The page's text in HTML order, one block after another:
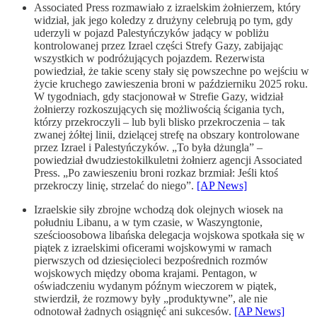
Associated Press rozmawiało z izraelskim żołnierzem, który
widział, jak jego koledzy z drużyny celebrują po tym, gdy
uderzyli w pojazd Palestyńczyków jadący w pobliżu
kontrolowanej przez Izrael części Strefy Gazy, zabijając
wszystkich w podróżujących pojazdem. Rezerwista
powiedział, że takie sceny stały się powszechne po wejściu w
życie kruchego zawieszenia broni w październiku 2025 roku.
W tygodniach, gdy stacjonował w Strefie Gazy, widział
żołnierzy rozkoszujących się możliwością ścigania tych,
którzy przekroczyli – lub byli blisko przekroczenia – tak
zwanej żółtej linii, dzielącej strefę na obszary kontrolowane
przez Izrael i Palestyńczyków. „To była dżungla” –
powiedział dwudziestokilkuletni żołnierz agencji Associated
Press. „Po zawieszeniu broni rozkaz brzmiał: Jeśli ktoś
przekroczy linię, strzelać do niego”. [AP News]
Izraelskie siły zbrojne wchodzą dok olejnych wiosek na
południu Libanu, a w tym czasie, w Waszyngtonie,
sześcioosobowa libańska delegacja wojskowa spotkała się w
piątek z izraelskimi oficerami wojskowymi w ramach
pierwszych od dziesięcioleci bezpośrednich rozmów
wojskowych między oboma krajami. Pentagon, w
oświadczeniu wydanym późnym wieczorem w piątek,
stwierdził, że rozmowy były „produktywne”, ale nie
odnotował żadnych osiągnięć ani sukcesów. [AP News]